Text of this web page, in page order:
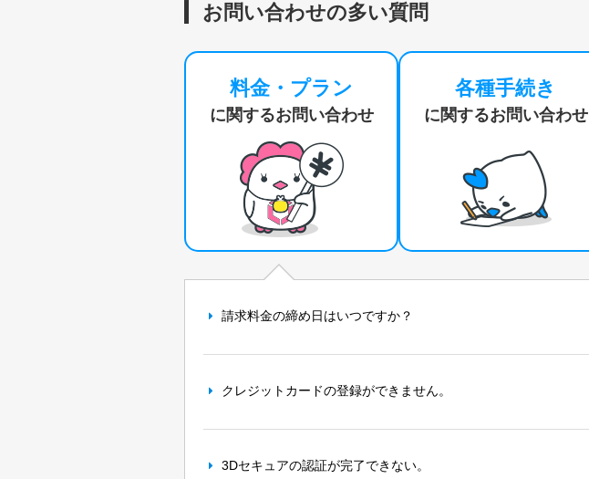
お問い合わせの多い質問
料金・プラン
に関するお問い合わせ
各種手続き
に関するお問い合わせ
請求料金の締め日はいつですか？
クレジットカードの登録ができません。
3Dセキュアの認証が完了できない。